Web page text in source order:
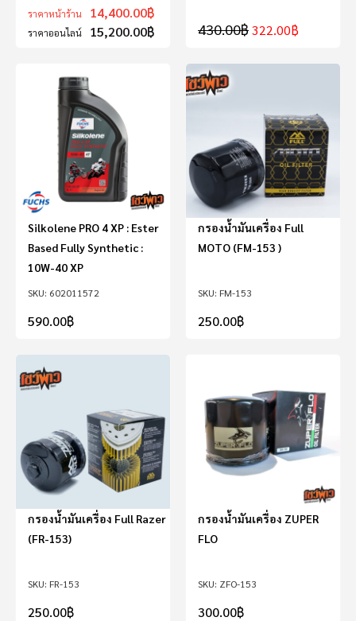
ราคาหน้าร้าน 14,400.00฿
ราคาออนไลน์ 15,200.00฿ 430.00฿322.00฿
602011572
Silkolene PRO 4 XP : Ester
Based Fully Synthetic :
10W-40 XP
590.00฿
FM-153
กรองน้ำมันเครื่อง Full
MOTO (FM-153 )
250.00฿
FR-153
กรองน้ำมันเครื่อง Full Razer
(FR-153)
250.00฿
ZFO-153
กรองน้ำมันเครื่อง ZUPER
FLO
300.00฿